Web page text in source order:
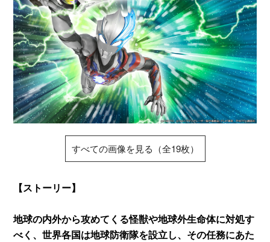
すべての画像を見る（全19枚）
【ストーリー】
地球の内外から攻めてくる怪獣や地球外生命体に対処す
べく、世界各国は地球防衛隊を設立し、その任務にあた